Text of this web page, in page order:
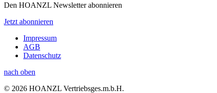
Den HOANZL Newsletter abonnieren
Jetzt abonnieren
Impressum
AGB
Datenschutz
nach oben
© 2026 HOANZL Vertriebsges.m.b.H.